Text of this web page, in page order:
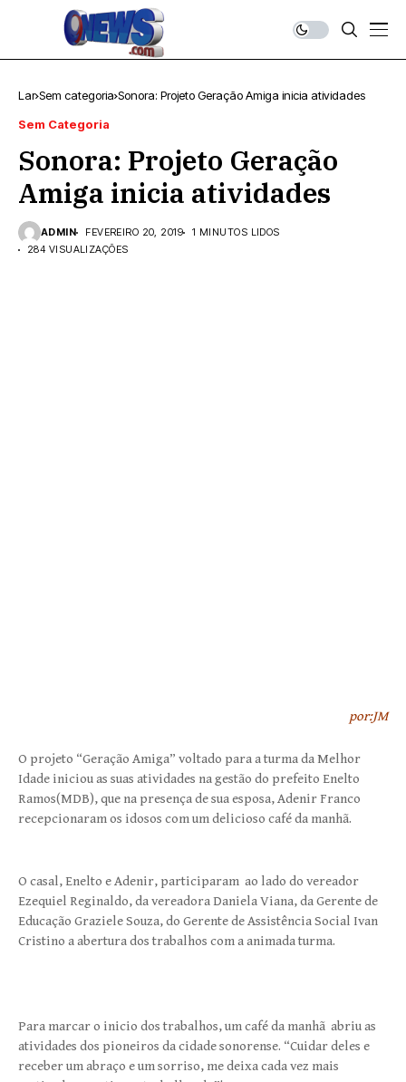
Lar Sem categoria Sonora: Projeto Geração Amiga inicia atividades
Sem Categoria
Sonora: Projeto Geração
Amiga inicia atividades
ADMIN FEVEREIRO 20, 2019
1 MINUTOS LIDOS
284 VISUALIZAÇÕES
por:JM
O projeto “Geração Amiga” voltado para a turma da Melhor
Idade iniciou as suas atividades na gestão do prefeito Enelto
Ramos(MDB), que na presença de sua esposa, Adenir Franco
recepcionaram os idosos com um delicioso café da manhã.
O casal, Enelto e Adenir, participaram ao lado do vereador
Ezequiel Reginaldo, da vereadora Daniela Viana, da Gerente de
Educação Graziele Souza, do Gerente de Assistência Social Ivan
Cristino a abertura dos trabalhos com a animada turma.
Para marcar o inicio dos trabalhos, um café da manhã abriu as
atividades dos pioneiros da cidade sonorense. “Cuidar deles e
receberum abraço e um sorriso, me deixa cada vez mais